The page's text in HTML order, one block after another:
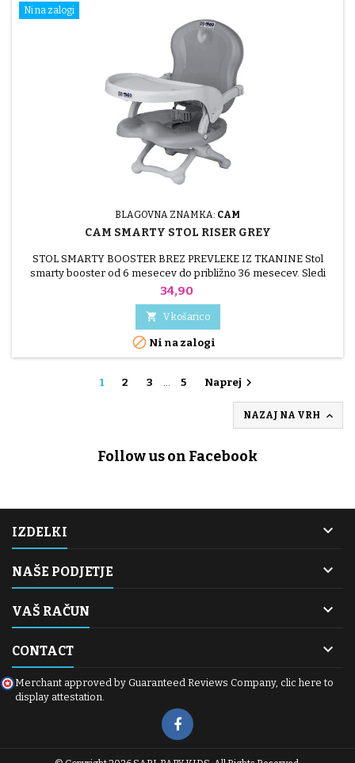
Ni na zalogi
BLAGOVNA ZNAMKA: CAM
CAM SMARTY STOL RISER GREY
STOL SMARTY BOOSTER BREZ PREVLEKE IZ TKANINE Stol
smarty booster od 6 mesecev do približno 36 mesecev. Sledi
otrokovemu razvoju: idealen kot potovalni stol z velikim pladnjem
mizo s starši. Enostavno čiščenje z gobico, Izjemno kompaktno
zložljiv.
Cena
34,90
 V košarico
 Ni na zalogi
1 2 3 5 Naprej 
NAZAJ NA VRH 
Follow us on Facebook
IZDELKI 
NAŠE PODJETJE 
VAŠ RAČUN 
CONTACT 
Merchant approved by Guaranteed Reviews Company, clic here to
display attestation